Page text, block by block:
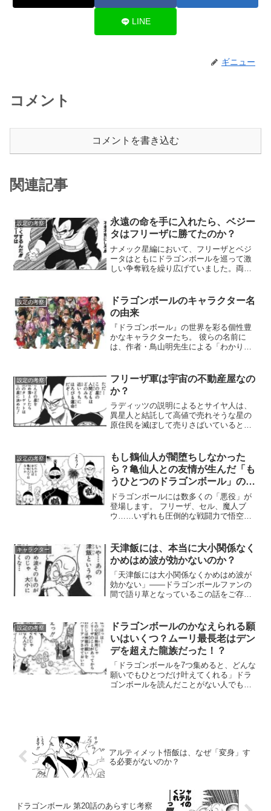
LINE
ギニュー
コメント
コメントを書き込む
関連記事
設定の考察
永遠の命を手に入れたら、ベジー
タはフリーザに勝てたのか？
ナメック星編において、フリーザとベジ
ータはともにドラゴンボールを巡って激
しい争奪戦を繰り広げていました。両者
まったく異なるものでした。フリーザは
宇宙の帝王としての永遠の...
設定の考察
ドラゴンボールのキャラクター名
の由来
『ドラゴンボール』の世界を彩る個性豊
かなキャラクターたち。 彼らの名前に
は、作者・鳥山明先生による「わかりや
一家は下着」というのは有名ですが、実
はレッドリボン軍の幹部や...
設定の考察
フリーザ軍は宇宙の不動産屋なの
か？
ラディッツの説明によるとサイヤ人は、
異星人と結託して高値で売れそうな星の
原住民を滅ぼして売りさばいているとの
が取引している別の宇宙人を指している
のかによっても多少解釈が...
設定の考察
もし鶴仙人が闇堕ちしなかった
ら？亀仙人との友情が生んだ「も
うひとつのドラゴンボール」の可
能性
ドラゴンボールには数多くの「悪役」が
登場します。 フリーザ、セル、魔人ブ
ウ……いずれも圧倒的な戦闘力で悟空た
し、それら宇宙規模の脅威とはまったく
異なるスケール感で、物語の...
キャラクター
天津飯には、本当に大小関係なく
かめはめ波が効かないのか？
「天津飯には大小関係なくかめはめ波が
効かない」――ドラゴンボールファンの
間で語り草となっているこの話をご存知
ッキー・チュン）の口から出たこのセリ
フは、今ではちょっとし...
設定の考察
ドラゴンボールのかなえられる願
いはいくつ？ムーリ最長老はデン
デを超えた龍族だった！？
「ドラゴンボールを7つ集めると、どんな
願いでもひとつだけ叶えてくれる」ドラ
ゴンボールを読んだことがない人でも知
アルティメット悟飯は、なぜ「変身」す
る必要がないのか？
ドラゴンボール 第20話のあらすじ考察